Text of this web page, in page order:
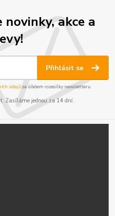
akce a
Přihlásit se
údajůza účelem rozesílky newsletteru.
Zasíláme jednou za 14 dní.